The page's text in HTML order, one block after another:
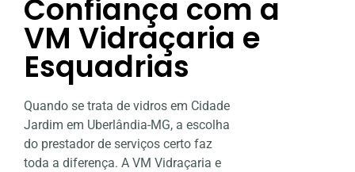
Confiança com a
VM Vidraçaria e
Esquadrias
Quando se trata de vidros em Cidade
Jardim em Uberlândia-MG, a escolha
do prestador de serviços certo faz
toda a diferença. A VM Vidraçaria e